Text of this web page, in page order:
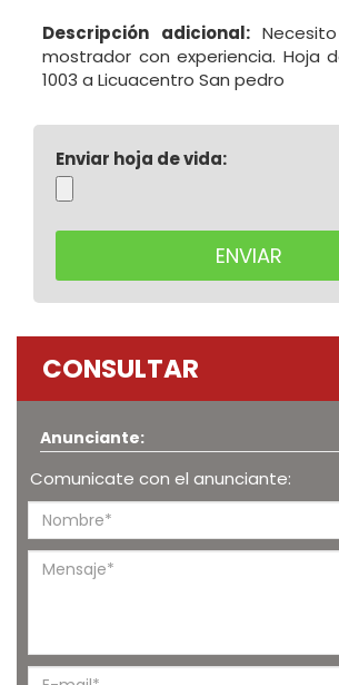
Descripción adicional:
mostrador con experiencia. Hoja
1003 a Licuacentro San pedro
Enviar hoja de vida:
CONSULTAR
Anunciante:
Comunicate con el anunciante: